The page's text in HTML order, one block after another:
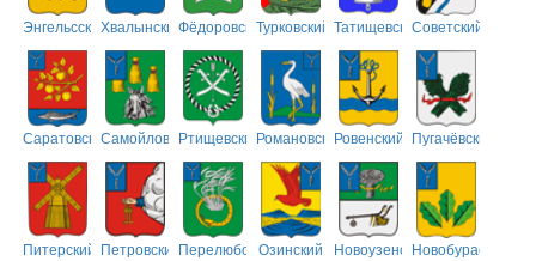
ЭнгельсскийХвалынскийФёдоровскийТурковский ТатищевскийСоветский
СаратовскийСамойловскийРтищевскийРомановскийРовенский Пугачёвский
Питерский ПетровскийПерелюбскийОзинский НовоузенскийНовобурасский